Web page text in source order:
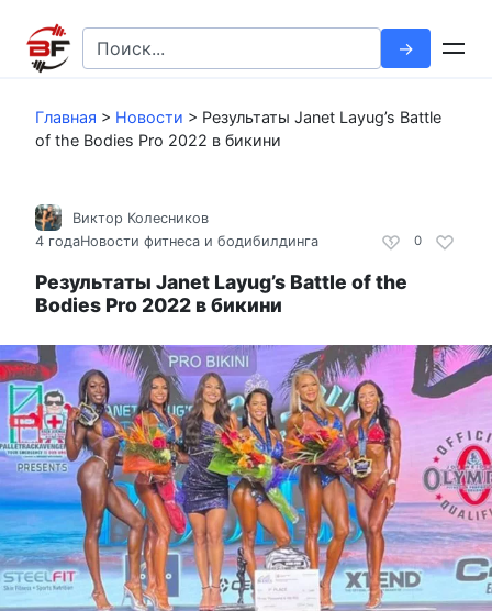
контенту
Search
for:
Главная > Новости > Результаты Janet Layug’s Battle
of the Bodies Pro 2022 в бикини
0
Виктор Колесников
4 годаНовости фитнеса и бодибилдинга
Результаты Janet Layug’s Battle of the
Bodies Pro 2022 в бикини